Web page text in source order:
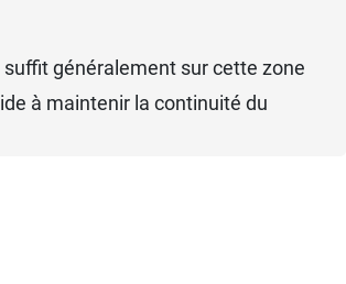
généralement sur cette zone
à maintenir la continuité du